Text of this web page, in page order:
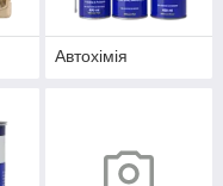
Автохімія